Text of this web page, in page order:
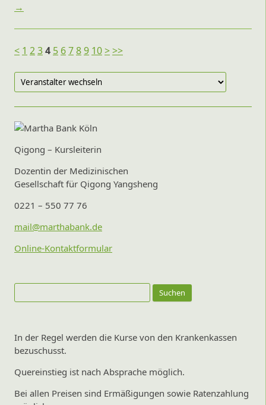
→
< 1 234 5 6789 10>>>
Qigong – Kursleiterin
Dozentin der Medizinischen
Gesellschaft für Qigong Yangsheng
0221 – 550 77 76
mail@marthabank.de
Online-Kontaktformular
nach:
In der Regel werden die Kurse von den Krankenkassen
bezuschusst.
Quereinstieg ist nach Absprache möglich.
Bei allen Preisen sind Ermäßigungen sowie Ratenzahlung